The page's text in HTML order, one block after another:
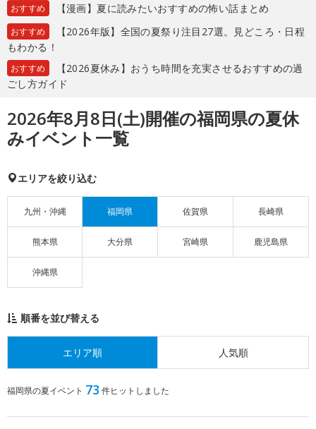
おすすめ 【漫画】夏に読みたいおすすめの怖い話まとめ
おすすめ
【2026年版】全国の夏祭り注目27選。見どころ・日程
もわかる！
おすすめ
【2026夏休み】おうち時間を充実させるおすすめの過
ごし方ガイド
2026年8月8日(土)開催の福岡県の夏休
みイベント一覧
エリアを絞り込む
九州・沖縄 福岡県 佐賀県 長崎県
熊本県 大分県 宮崎県 鹿児島県
沖縄県
順番を並び替える
エリア順 人気順
福岡県の夏イベント 73 件ヒットしました